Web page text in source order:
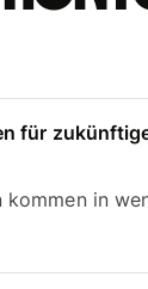
für
kommen in